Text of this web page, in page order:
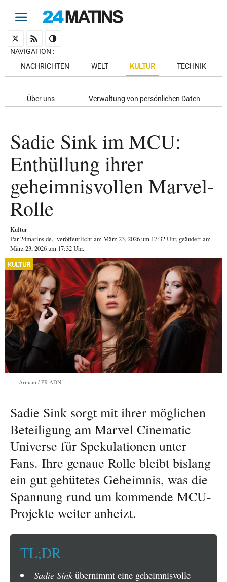
NAVIGATION :
NACHRICHTEN
WELT KULTUR TECHNIK
Über uns Verwaltung von persönlichen Daten
Sadie Sink im MCU:
Enthüllung ihrer
geheimnisvollen Marvel-
Rolle
Kultur
Par24matins.de, veröffentlicht amMärz 23, 2026um 17:32 Uhr, geändert am
März 23, 2026 um 17:32 Uhr.
KULTUR
Armani / PR-ADN
Sadie Sink sorgt mit ihrer möglichen
Beteiligung am Marvel Cinematic
Universe für Spekulationen unter
Fans. Ihre genaue Rolle bleibt bislang
ein gut gehütetes Geheimnis, was die
Spannung rund um kommende MCU-
Projekte weiter anheizt.
TL;DR
Sadie Sinkübernimmt eine geheimnisvolle